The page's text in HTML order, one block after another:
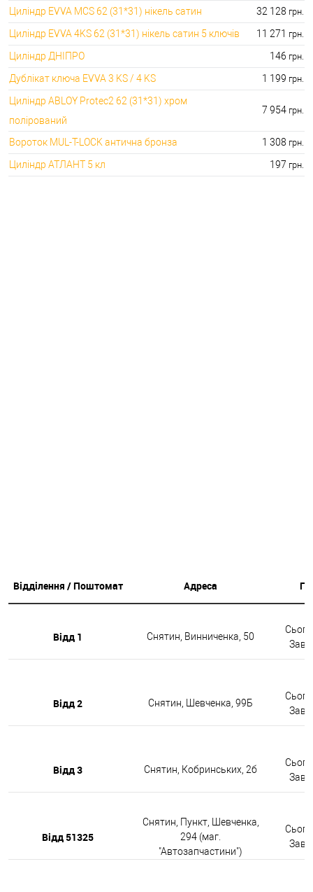
Циліндр EVVA MCS 62 (31*31) нікель сатин 32 128 грн.
Циліндр EVVA 4KS 62 (31*31) нікель сатин 5 ключів 11 271 грн.
Циліндр ДНІПРО 146 грн.
Дублікат ключа EVVA 3 KS / 4 KS 1 199 грн.
Циліндр ABLOY Protec2 62 (31*31) хром
полірований
7 954 грн.
Вороток MUL-T-LOCK антична бронза 1 308 грн.
Циліндр АТЛАНТ 5 кл 197 грн.
Відділення / Поштомат Адреса
Відд 1 Снятин, Винниченка, 50
Відд 2 Снятин, Шевченка, 99Б
Відд 3 Снятин, Кобринських, 2б
Відд 51325
Снятин, Пункт, Шевченка,
294 (маг.
"Автозапчастини")